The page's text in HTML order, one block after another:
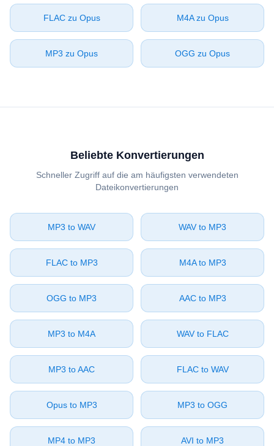
⁦FLAC⁩ zu ⁦Opus⁩ ⁦M4A⁩ zu ⁦Opus⁩
⁦MP3⁩ zu ⁦Opus⁩ ⁦OGG⁩ zu ⁦Opus⁩
Beliebte Konvertierungen
Schneller Zugriff auf die am häufigsten verwendeten
Dateikonvertierungen
⁦MP3⁩ to ⁦WAV⁩ ⁦WAV⁩ to ⁦MP3⁩
⁦FLAC⁩ to ⁦MP3⁩ ⁦M4A⁩ to ⁦MP3⁩
⁦OGG⁩ to ⁦MP3⁩ ⁦AAC⁩ to ⁦MP3⁩
⁦MP3⁩ to ⁦M4A⁩ ⁦WAV⁩ to ⁦FLAC⁩
⁦MP3⁩ to ⁦AAC⁩ ⁦FLAC⁩ to ⁦WAV⁩
⁦Opus⁩ to ⁦MP3⁩ ⁦MP3⁩ to ⁦OGG⁩
⁦MP4⁩ to ⁦MP3⁩ ⁦AVI⁩ to ⁦MP3⁩